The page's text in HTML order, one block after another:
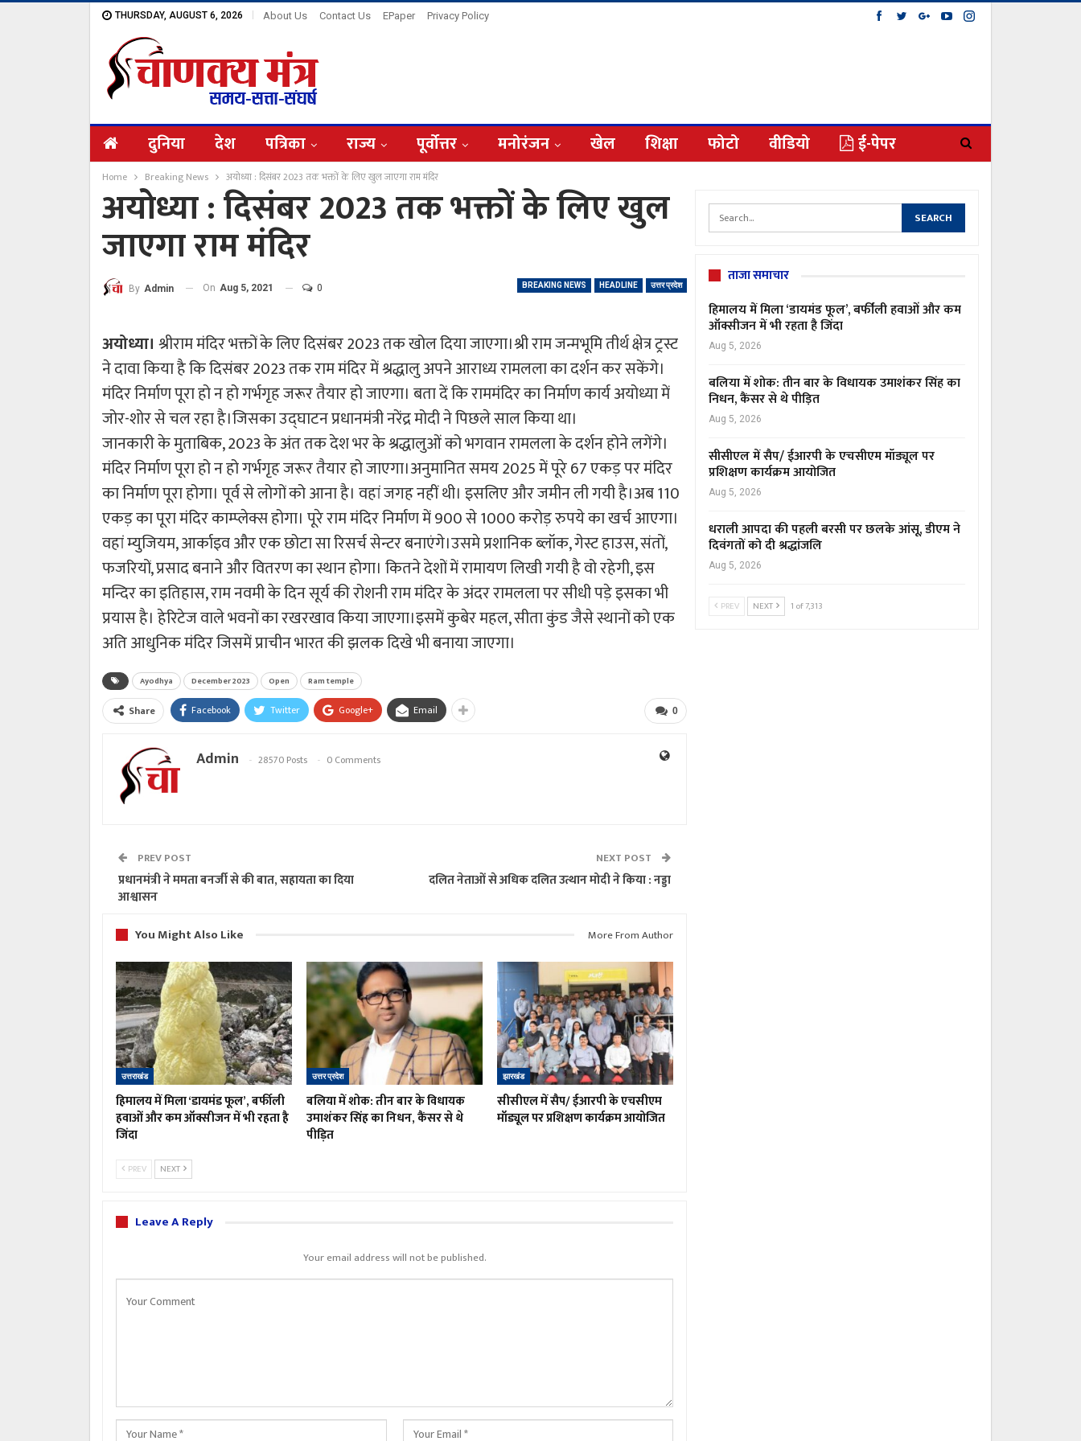
THURSDAY, AUGUST 6, 2026 About Us Contact Us EPaper Privacy Policy
दुनिया देश पत्रिका राज्य पूर्वोत्तर मनोरंजन खेल शिक्षा फोटो वीडियो ई-पेपर
Home Breaking News अयोध्या : दिसंबर 2023 तक भक्तों के लिए खुल जाएगा राम मंदिर
अयोध्या : दिसंबर 2023 तक भक्तों के लिए खुल
जाएगा राम मंदिर
BREAKING NEWS HEADLINE उत्तर प्रदेश
By Admin On Aug 5, 2021 0
अयोध्या। श्रीराम मंदिर भक्तों के लिए दिसंबर 2023 तक खोल दिया जाएगा।श्री राम जन्मभूमि तीर्थ क्षेत्र ट्रस्ट
ने दावा किया है कि दिसंबर 2023 तक राम मंदिर में श्रद्धालु अपने आराध्य रामलला का दर्शन कर सकेंगे।
मंदिर निर्माण पूरा हो न हो गर्भगृह जरूर तैयार हो जाएगा। बता दें कि राममंदिर का निर्माण कार्य अयोध्या में
जोर-शोर से चल रहा है।जिसका उद्घाटन प्रधानमंत्री नरेंद्र मोदी ने पिछले साल किया था।
जानकारी के मुताबिक, 2023 के अंत तक देश भर के श्रद्धालुओं को भगवान रामलला के दर्शन होने लगेंगे।
मंदिर निर्माण पूरा हो न हो गर्भगृह जरूर तैयार हो जाएगा।अनुमानित समय 2025 में पूरे 67 एकड़ पर मंदिर
का निर्माण पूरा होगा। पूर्व से लोगों को आना है। वहां जगह नहीं थी। इसलिए और जमीन ली गयी है।अब 110
एकड़ का पूरा मंदिर काम्प्लेक्स होगा। पूरे राम मंदिर निर्माण में 900 से 1000 करोड़ रुपये का खर्च आएगा।
वहां म्युजियम, आर्काइव और एक छोटा सा रिसर्च सेन्टर बनाएंगे।उसमे प्रशानिक ब्लॉक, गेस्ट हाउस, संतों,
फजरियों, प्रसाद बनाने और वितरण का स्थान होगा। कितने देशों में रामायण लिखी गयी है वो रहेगी, इस
मन्दिर का इतिहास, राम नवमी के दिन सूर्य की रोशनी राम मंदिर के अंदर रामलला पर सीधी पड़े इसका भी
प्रयास है। हेरिटेज वाले भवनों का रखरखाव किया जाएगा।इसमें कुबेर महल, सीता कुंड जैसे स्थानों को एक
अति आधुनिक मंदिर जिसमें प्राचीन भारत की झलक दिखे भी बनाया जाएगा।
Ayodhya December 2023 Open Ram temple
0
Share Facebook Twitter Google+ Email
Admin 28570 Posts 0 Comments
PREV POST
प्रधानमंत्री ने ममता बनर्जी से की बात, सहायता का दिया
आश्वासन
NEXT POST
दलित नेताओं से अधिक दलित उत्थान मोदी ने किया : नड्डा
You Might Also Like More From Author
उत्तराखंड
हिमालय में मिला ‘डायमंड फूल’, बर्फीली
हवाओं और कम ऑक्सीजन में भी रहता है
जिंदा
उत्तर प्रदेश
बलिया में शोक: तीन बार के विधायक
उमाशंकर सिंह का निधन, कैंसर से थे
पीड़ित
झारखंड
सीसीएल में सैप/ ईआरपी के एचसीएम
मॉड्यूल पर प्रशिक्षण कार्यक्रम आयोजित
PREV NEXT
Leave A Reply
Your email address will not be published.
ताजा समाचार
हिमालय में मिला ‘डायमंड फूल’, बर्फीली हवाओं और कम
ऑक्सीजन में भी रहता है जिंदा
Aug 5, 2026
बलिया में शोक: तीन बार के विधायक उमाशंकर सिंह का
निधन, कैंसर से थे पीड़ित
Aug 5, 2026
सीसीएल में सैप/ ईआरपी के एचसीएम मॉड्यूल पर
प्रशिक्षण कार्यक्रम आयोजित
Aug 5, 2026
धराली आपदा की पहली बरसी पर छलके आंसू, डीएम ने
दिवंगतों को दी श्रद्धांजलि
Aug 5, 2026
PREV NEXT 1 of 7,313